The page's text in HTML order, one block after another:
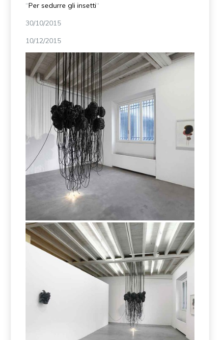
“Per sedurre gli insetti“
30/10/2015
10/12/2015
Per sedurre gli insetti
Per sedurre gli insetti